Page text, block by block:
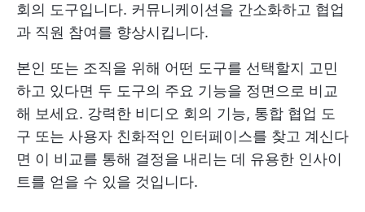
회의 도구입니다. 커뮤니케이션을 간소화하고 협업
과 직원 참여를 향상시킵니다.
본인 또는 조직을 위해 어떤 도구를 선택할지 고민
하고 있다면 두 도구의 주요 기능을 정면으로 비교
해 보세요. 강력한 비디오 회의 기능, 통합 협업 도
구 또는 사용자 친화적인 인터페이스를 찾고 계신다
면 이 비교를 통해 결정을 내리는 데 유용한 인사이
트를 얻을 수 있을 것입니다.